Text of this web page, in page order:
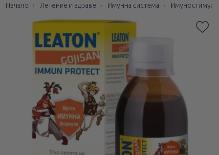
Начало Лечение и здраве Имунна система